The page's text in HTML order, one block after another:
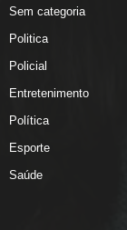
Sem categoria
Politica
Policial
Entretenimento
Política
Esporte
Saúde